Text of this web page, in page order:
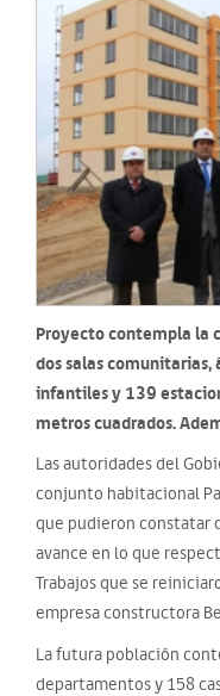
Proyecto contempla la
dos salas comunitarias,
infantiles y 139
metros cuadrados.
Las autoridades del
conjunto habitacional
que pudieron constatar
avance en lo que
Trabajos que se
empresa constructora
La futura población
departamentos y 158